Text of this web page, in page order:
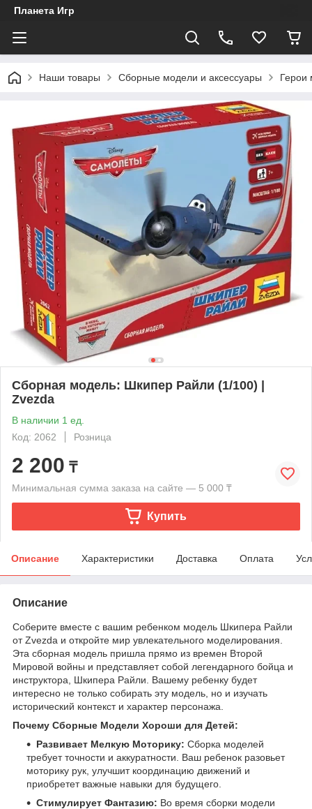
Планета Игр
Наши товары Сборные модели и аксессуары Герои
Сборная модель: Шкипер Райли (1/100) |
Zvezda
В наличии 1 ед.
Код: 2062
Розница
2 200 ₸
Минимальная сумма заказа на сайте — 5 000 ₸
Купить
Описание Характеристики Доставка Оплата
Описание
Соберите вместе с вашим ребенком модель Шкипера Райли
от Zvezda и откройте мир увлекательного моделирования.
Эта сборная модель пришла прямо из времен Второй
Мировой войны и представляет собой легендарного бойца и
инструктора, Шкипера Райли. Вашему ребенку будет
интересно не только собирать эту модель, но и изучать
исторический контекст и характер персонажа.
Почему Сборные Модели Хороши для Детей:
Развивает Мелкую Моторику: Сборка моделей
требует точности и аккуратности. Ваш ребенок разовьет
моторику рук, улучшит координацию движений и
приобретет важные навыки для будущего.
Стимулирует Фантазию: Во время сборки модели